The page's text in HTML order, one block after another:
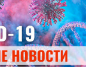
клетчатки